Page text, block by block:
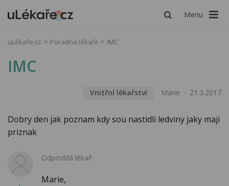
Menu
uLékaře.cz Poradna lékaře IMC
IMC
Vnitřní lékařství Marie 21.3.2017
Dobry den jak poznam kdy sou nastidli ledviny jaky maji
priznak
Odpovídá lékař:
Marie,